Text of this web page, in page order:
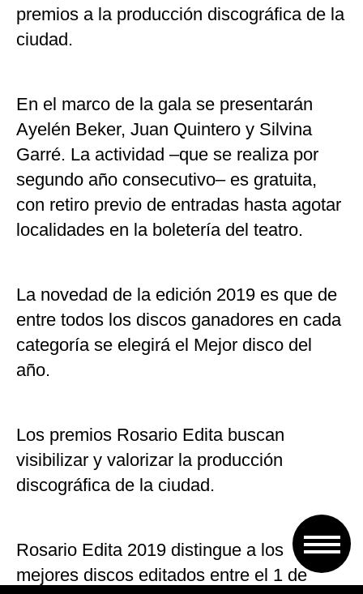
premios a la producción discográfica de la
ciudad.
En el marco de la gala se presentarán
Ayelén Beker, Juan Quintero y Silvina
Garré. La actividad –que se realiza por
segundo año consecutivo– es gratuita,
con retiro previo de entradas hasta agotar
localidades en la boletería del teatro.
La novedad de la edición 2019 es que de
entre todos los discos ganadores en cada
categoría se elegirá el Mejor disco del
año.
Los premios Rosario Edita buscan
visibilizar y valorizar la producción
discográfica de la ciudad.
Rosario Edita 2019 distingue a los
mejores discos editados entre el 1 de